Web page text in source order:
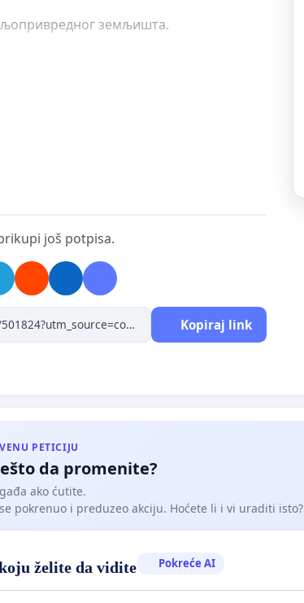
земљишта.
и квалитет воде из приватних бунара
материја.
утицаја на локални екосистем и
još potpisa.
Kopiraj link
PETICIJU
da promenite?
ako ćutite.
pokrenuo i preduzeo akciju. Hoćete li i vi uraditi isto?
želite da vidite Pokreće AI